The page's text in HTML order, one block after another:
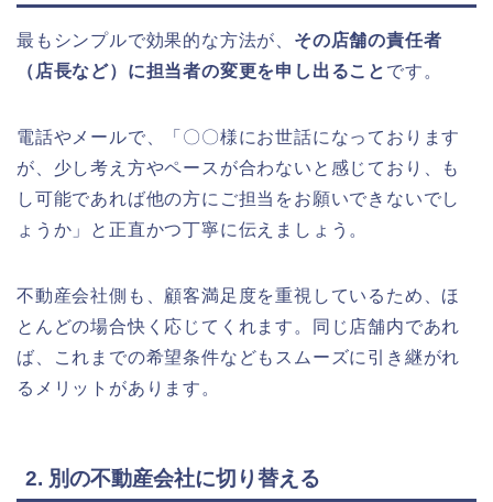
最もシンプルで効果的な方法が、 その店舗の責任者
（店長など）に担当者の変更を申し出ること です。
電話やメールで、「〇〇様にお世話になっております
が、少し考え方やペースが合わないと感じており、も
し可能であれば他の方にご担当をお願いできないでし
ょうか」と正直かつ丁寧に伝えましょう。
不動産会社側も、顧客満足度を重視しているため、ほ
とんどの場合快く応じてくれます。同じ店舗内であれ
ば、これまでの希望条件などもスムーズに引き継がれ
るメリットがあります。
2. 別の不動産会社に切り替える